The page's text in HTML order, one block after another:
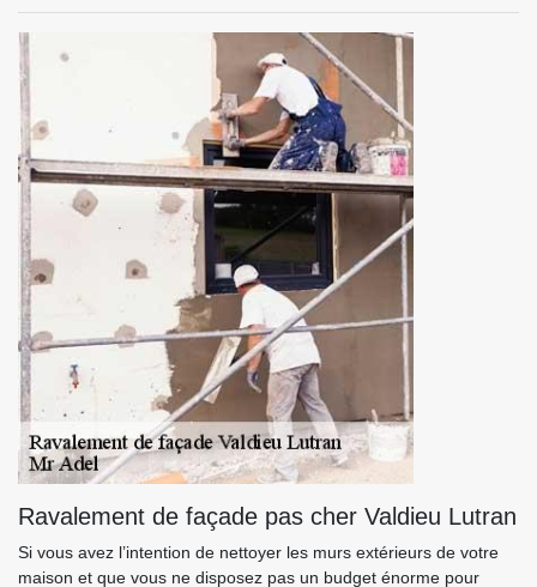
Ravalement de façade pas cher Valdieu Lutran
Si vous avez l’intention de nettoyer les murs extérieurs de votre
maison et que vous ne disposez pas un budget énorme pour